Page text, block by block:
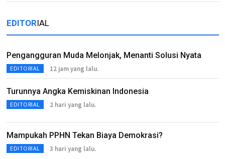
EDITORIAL
Pengangguran Muda Melonjak, Menanti Solusi Nyata
EDITORIAL 12 jam yang lalu.
Turunnya Angka Kemiskinan Indonesia
EDITORIAL 2 hari yang lalu.
Mampukah PPHN Tekan Biaya Demokrasi?
EDITORIAL 3 hari yang lalu.